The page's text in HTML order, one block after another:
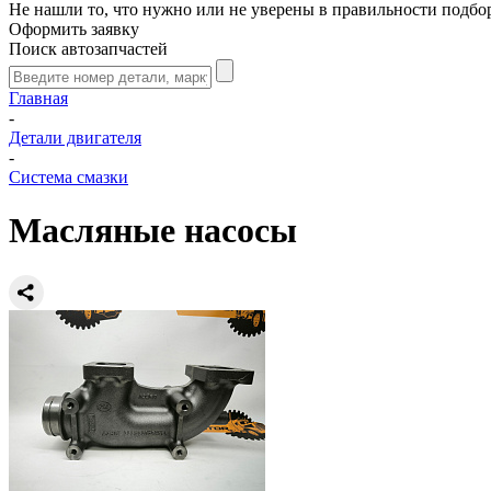
Не нашли то, что нужно или не уверены в правильности
Оформить заявку
Поиск автозапчастей
Главная
-
Детали двигателя
-
Система смазки
Масляные насосы